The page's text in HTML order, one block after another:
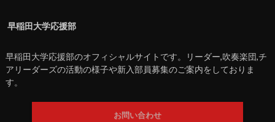
早稲田大学応援部
早稲田大学応援部のオフィシャルサイトです。リーダー,吹奏楽団,チ
アリーダーズの活動の様子や新入部員募集のご案内をしておりま
す。
お問い合わせ